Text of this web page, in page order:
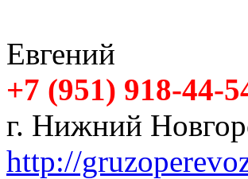
Евгений
+7 (951) 918-44-
г. Нижний
http://